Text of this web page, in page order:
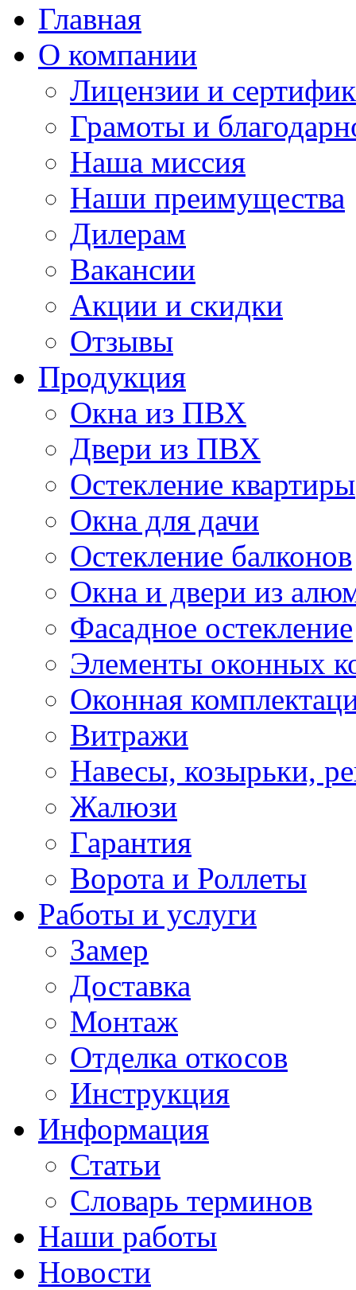
Главная
О компании
Лицензии и
Грамоты и
Наша миссия
Наши преимущества
Дилерам
Вакансии
Акции и скидки
Отзывы
Продукция
Окна из ПВХ
Двери из ПВХ
Остекление квартиры
Окна для дачи
Остекление балконов
Окна и двери из
Фасадное остекление
Элементы оконных
Оконная
Витражи
Навесы, козырьки,
Жалюзи
Гарантия
Ворота и Роллеты
Работы и услуги
Замер
Доставка
Монтаж
Отделка откосов
Инструкция
Информация
Статьи
Словарь терминов
Наши работы
Новости